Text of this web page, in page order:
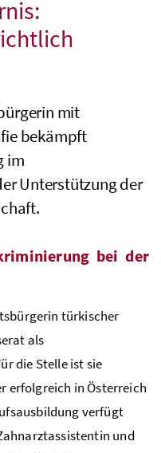
mit
bekämpft
im
Unterstützung der
bei der
türkischer
als
die Stelle ist sie
erfolgreich in Österreich
verfügt
und